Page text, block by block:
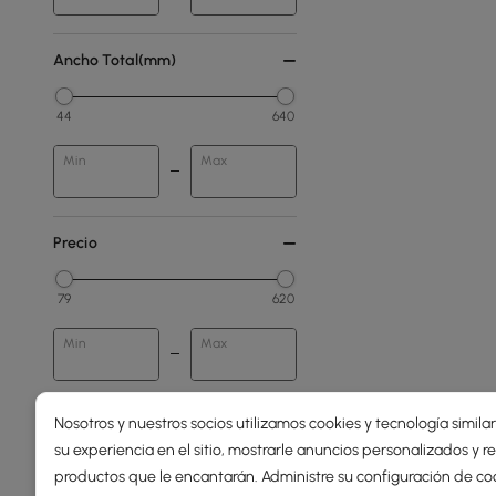
Ancho Total(mm)
44 640
Min Max
Precio
79 620
Min Max
Menos de 150
150 - 250
Nosotros y nuestros socios utilizamos cookies y tecnología
su experiencia en el sitio, mostrarle anuncios personalizados y
productos que le encantarán. Administre su configuración de